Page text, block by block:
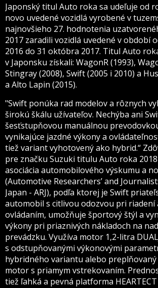
Japonský titul Auto roka sa udeľuje od
novo uvedené vozidlá vyrobené v
najnovšieho 27. hodnotenia
2017 zaradili vozidlá uvedené v období
2016 do 31 októbra 2017. Titul Auto
v Japonsku získali: WagonR (1993),
Stingray (2008), Swift (2005 i 2010) a
a Alto Lapin (2015).
"Swift ponúka rad modelov a rôznych
širokú škálu užívateľov. Nechýba ani
šesťstupňovou manuálnou
vynikajúce jazdné výkony a
tiež variant vyhotovený ako hybrid.“
pre značku Suzuki titulu Auto roka
asociácia automobilového výskumu a
(Automotive Researchers’ and
Japan - ARJ), podľa ktorej je Swift
automobil s citlivou odozvou pri riadení
ovládaním, umožňuje športový štýl a
výkony pri priaznivých nákladoch na
prevádzku. Využíva motor 1,2-litra
s odstupňovanými výkonovými
hybridného variantu alebo
motor s priamym vstrekovaním.
tiež ľahká a pevná platforma